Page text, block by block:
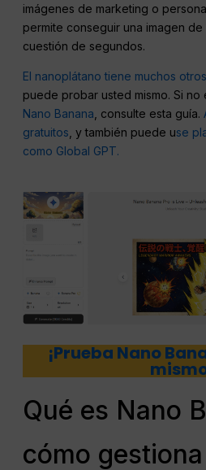
imágenes de marketing o
permite conseguir una imagen
cuestión de segundos.
El nanoplátano tiene muchos
puede probar usted mismo. Si no
Nano Banana , consulte esta guía.
gratuitos , y también puede use
como Global GPT.
¡Prueba Nano
Qué es Nano
cómo